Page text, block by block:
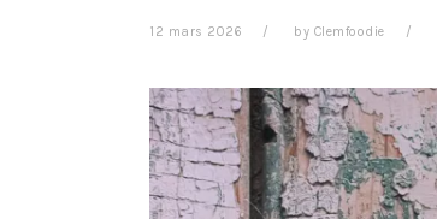
12 mars 2026 by Clemfoodie